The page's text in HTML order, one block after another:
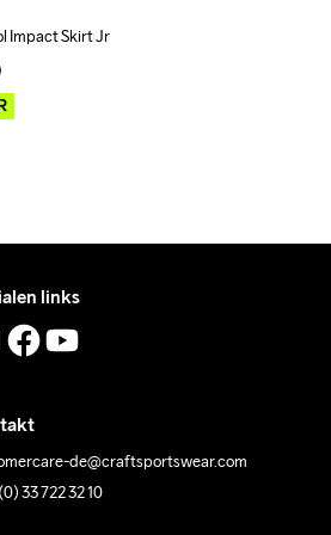
Impact Skirt Jr
links
de@craftsportswear.com
33 722 32 10